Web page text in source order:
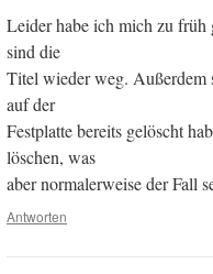
Leider habe ich mich zu
sind die
Titel wieder weg.
auf der
Festplatte bereits gelöscht
löschen, was
aber normalerweise der Fall
Antworten